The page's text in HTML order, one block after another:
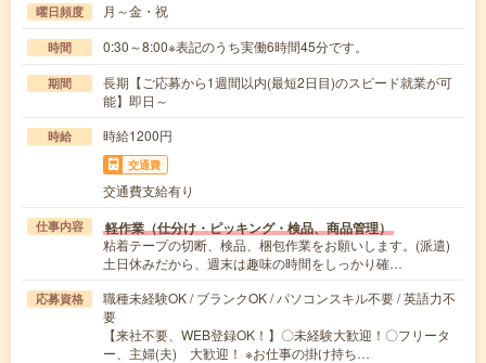
曜日頻度 月～金・祝
時間 0:30～8:00※表記のうち実働6時間45分です。
期間
長期【ご応募から1週間以内(最短2日目)のスピード就業が可
能】即日～
時給 時給1200円
交通費
交通費支給有り
仕事内容 軽作業（仕分け・ピッキング・検品、商品管理）
粘着テープの切断、検品、梱包作業をお願いします。(派遣)
土日休みだから、週末は趣味の時間をしっかり確…
応募資格
職種未経験OK / ブランクOK / パソコンスキル不要 / 英語力不
要
【来社不要、WEB登録OK！】〇未経験大歓迎！〇フリータ
ー、主婦(夫) 大歓迎！ ※お仕事の掛け持ち…